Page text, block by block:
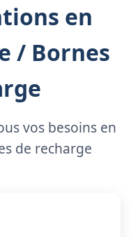
en
/ Bornes
vos besoins en
de recharge